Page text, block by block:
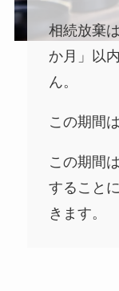
相続放棄
か月」以
ん。
この期間
この期間
すること
きます。